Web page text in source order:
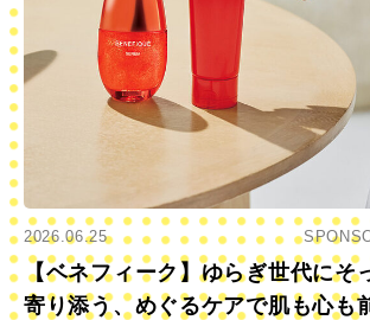
2026.06.25
【ベネフィーク】ゆらぎ世代にそ
寄り添う、めぐるケアで肌も心も